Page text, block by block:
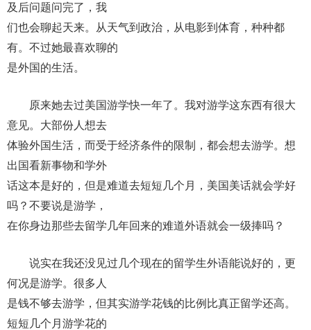
及后问题问完了，我
们也会聊起天来。从天气到政治，从电影到体育，种种都
有。不过她最喜欢聊的
是外国的生活。
原来她去过美国游学快一年了。我对游学这东西有很大
意见。大部份人想去
体验外国生活，而受于经济条件的限制，都会想去游学。想
出国看新事物和学外
话这本是好的，但是难道去短短几个月，美国美话就会学好
吗？不要说是游学，
在你身边那些去留学几年回来的难道外语就会一级捧吗？
说实在我还没见过几个现在的留学生外语能说好的，更
何况是游学。很多人
是钱不够去游学，但其实游学花钱的比例比真正留学还高。
短短几个月游学花的